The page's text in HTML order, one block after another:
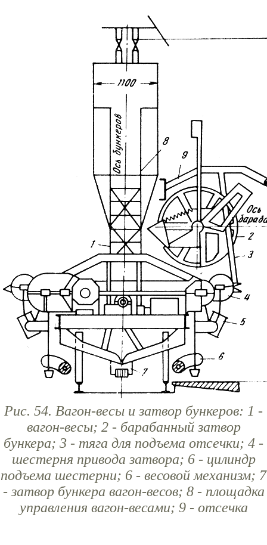
Рис. 54. Вагон-весы и затвор бункеров: 1 -
вагон-весы; 2 - барабанный затвор
бункера; 3 - тяга для подъема отсечки; 4 -
шестерня привода затвора; 6 - цилиндр
подъема шестерни; 6 - весовой механизм; 7
- затвор бункера вагон-весов; 8 - площадка
управления вагон-весами; 9 - отсечка